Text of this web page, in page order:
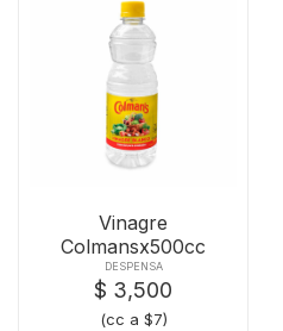
Vinagre
Colmansx500cc
DESPENSA
$ 3,500
(cc a $7)